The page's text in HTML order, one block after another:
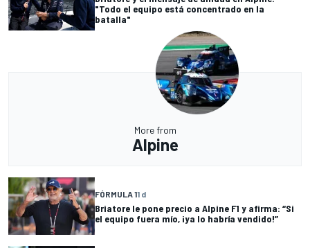
"Todo el equipo está concentrado en la
batalla"
More from
Alpine
FÓRMULA 11 d
Briatore le pone precio a Alpine F1 y afirma: “Si
el equipo fuera mío, ¡ya lo habría vendido!”